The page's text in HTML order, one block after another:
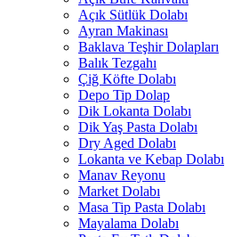
Açık Sütlük Dolabı
Ayran Makinası
Baklava Teşhir Dolapları
Balık Tezgahı
Çiğ Köfte Dolabı
Depo Tip Dolap
Dik Lokanta Dolabı
Dik Yaş Pasta Dolabı
Dry Aged Dolabı
Lokanta ve Kebap Dolabı
Manav Reyonu
Market Dolabı
Masa Tip Pasta Dolabı
Mayalama Dolabı